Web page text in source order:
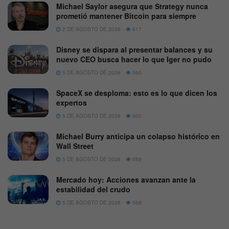
Michael Saylor asegura que Strategy nunca
prometió mantener Bitcoin para siempre
2 DE AGOSTO DE 2026 617
Disney se dispara al presentar balances y su
nuevo CEO busca hacer lo que Iger no pudo
5 DE AGOSTO DE 2026 560
SpaceX se desploma: esto es lo que dicen los
expertos
5 DE AGOSTO DE 2026 600
Michael Burry anticipa un colapso histórico en
Wall Street
5 DE AGOSTO DE 2026 688
Mercado hoy: Acciones avanzan ante la
estabilidad del crudo
5 DE AGOSTO DE 2026 568